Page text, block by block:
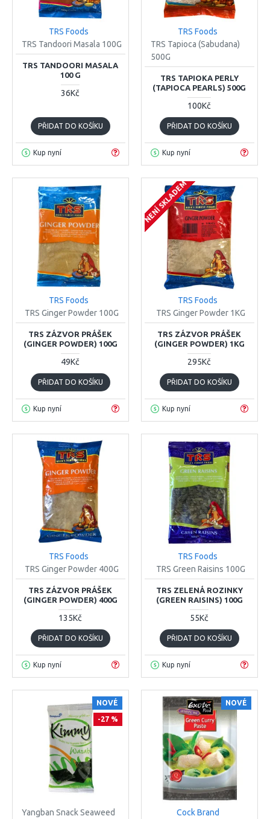
TRS Foods
TRS Tandoori Masala 100G
TRS TANDOORI MASALA
100 G
36Kč
PŘIDAT DO KOŠÍKU
Kup nyní
TRS Foods
TRS Tapioca (Sabudana)
500G
TRS TAPIOKA PERLY
(TAPIOCA PEARLS) 500G
100Kč
PŘIDAT DO KOŠÍKU
Kup nyní
TRS Foods
TRS Ginger Powder 100G
TRS ZÁZVOR PRÁŠEK
(GINGER POWDER) 100G
49Kč
PŘIDAT DO KOŠÍKU
Kup nyní
NENÍ SKLADEM
TRS Foods
TRS Ginger Powder 1KG
TRS ZÁZVOR PRÁŠEK
(GINGER POWDER) 1KG
295Kč
PŘIDAT DO KOŠÍKU
Kup nyní
TRS Foods
TRS Ginger Powder 400G
TRS ZÁZVOR PRÁŠEK
(GINGER POWDER) 400G
135Kč
PŘIDAT DO KOŠÍKU
Kup nyní
TRS Foods
TRS Green Raisins 100G
TRS ZELENÁ ROZINKY
(GREEN RAISINS) 100G
55Kč
PŘIDAT DO KOŠÍKU
Kup nyní
NOVÉ
-27 %
Yangban Snack Seaweed
NOVÉ
Cock Brand